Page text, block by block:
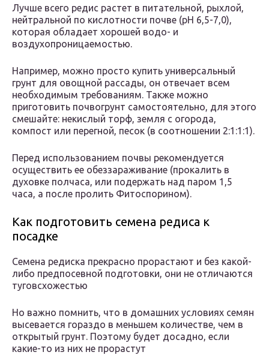
Лучше всего редис растет в питательной, рыхлой,
нейтральной по кислотности почве (pH 6,5-7,0),
которая обладает хорошей водо- и
воздухопроницаемостью.
Например, можно просто купить универсальный
грунт для овощной рассады, он отвечает всем
необходимым требованиям. Также можно
приготовить почвогрунт самостоятельно, для этого
смешайте: некислый торф, земля с огорода,
компост или перегной, песок (в соотношении 2:1:1:1).
Перед использованием почвы рекомендуется
осуществить ее обеззараживание (прокалить в
духовке полчаса, или подержать над паром 1,5
часа, а после пролить Фитоспорином).
Как подготовить семена редиса к
посадке
Семена редиска прекрасно прорастают и без какой-
либо предпосевной подготовки, они не отличаются
туговсхожестью
Но важно помнить, что в домашних условиях семян
высевается гораздо в меньшем количестве, чем в
открытый грунт. Поэтому будет досадно, если
какие-то из них не прорастут